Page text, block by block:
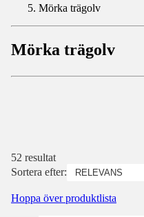
Mörka trägolv
Mörka trägolv
52 resultat
Sortera efter:
Hoppa över produktlista